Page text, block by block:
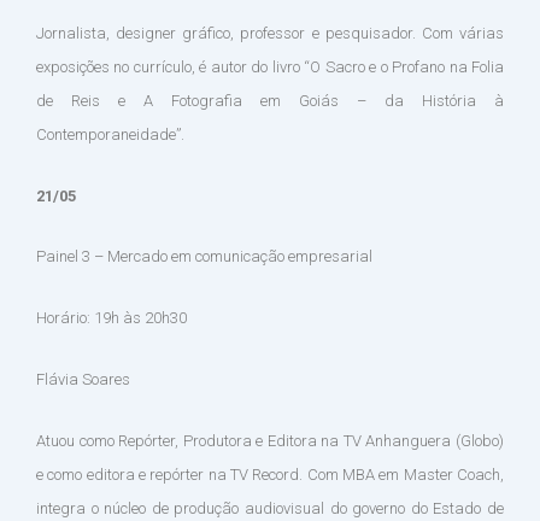
Jornalista, designer gráfico, professor e pesquisador. Com várias
exposições no currículo, é autor do livro “O Sacro e o Profano na Folia
de Reis e A Fotografia em Goiás – da História à
Contemporaneidade”.
21/05
Painel 3 – Mercado em comunicação empresarial
Horário: 19h às 20h30
Flávia Soares
Atuou como Repórter, Produtora e Editora na TV Anhanguera (Globo)
e como editora e repórter na TV Record. Com MBA em Master Coach,
integra o núcleo de produção audiovisual do governo do Estado de